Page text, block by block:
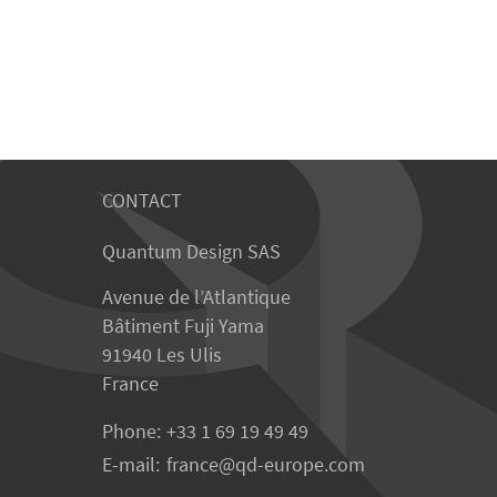
CONTACT
Quantum Design SAS
Avenue de l’Atlantique
Bâtiment Fuji Yama
91940 Les Ulis
France
Phone: +33 1 69 19 49 49
E-mail: france qd-europe.com